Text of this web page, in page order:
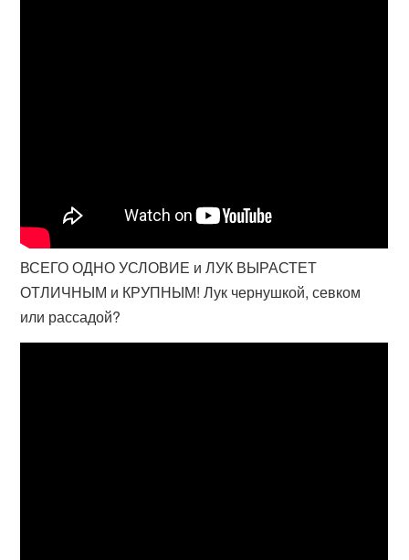
ВСЕГО ОДНО УСЛОВИЕ и ЛУК ВЫРАСТЕТ
ОТЛИЧНЫМ и КРУПНЫМ! Лук чернушкой, севком
или рассадой?